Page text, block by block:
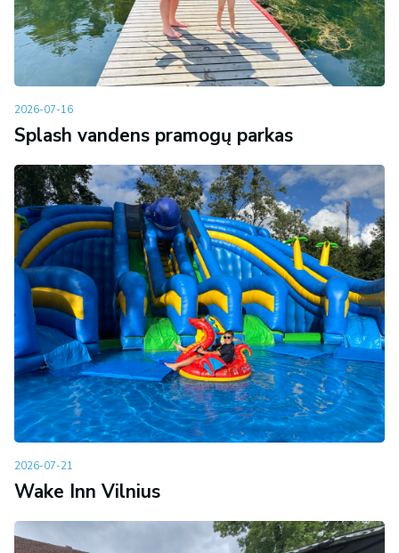
2026-07-16
Splash vandens pramogų parkas
2026-07-21
Wake Inn Vilnius